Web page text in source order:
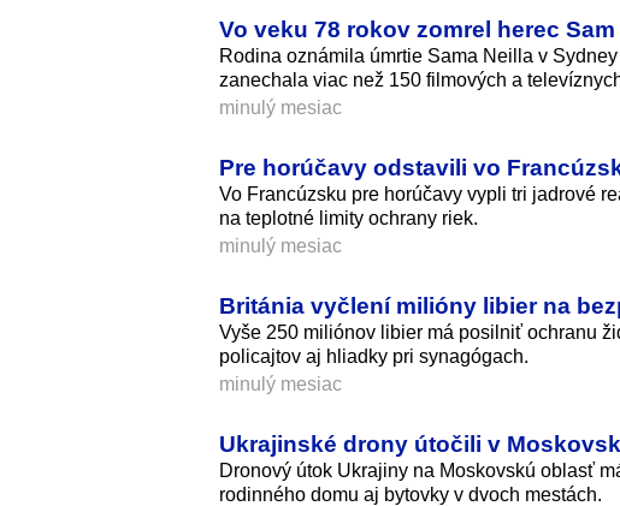
Vo veku 78 rokov zomrel herec
Rodina oznámila úmrtie Sama Neilla v
zanechala viac než 150 filmových a
minulý mesiac
Pre horúčavy odstavili vo
Vo Francúzsku pre horúčavy vypli tri jadrové
na teplotné limity ochrany riek.
minulý mesiac
Británia vyčlení milióny libier na
Vyše 250 miliónov libier má posilniť ochranu
policajtov aj hliadky pri synagógach.
minulý mesiac
Ukrajinské drony útočili v
Dronový útok Ukrajiny na Moskovskú oblasť
rodinného domu aj bytovky v dvoch mestách.